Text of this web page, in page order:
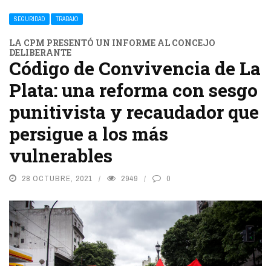
SEGURIDAD TRABAJO
LA CPM PRESENTÓ UN INFORME AL CONCEJO
DELIBERANTE
Código de Convivencia de La
Plata: una reforma con sesgo
punitivista y recaudador que
persigue a los más
vulnerables
28 OCTUBRE, 2021 2949 0